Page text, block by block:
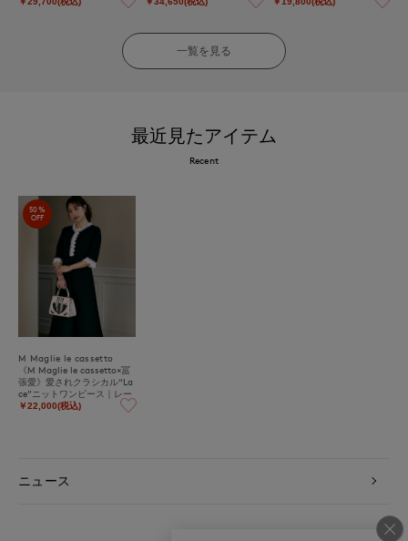
一覧を見る
最近見たアイテム
Recent
50%
OFF
M Maglie le cassetto
《M Maglie le cassetto×冨
張愛》愛されクラシカル“La
ce”ニットワンピース｜レー
ス纏う愛されニットワンピ
￥22,000(税込)
ニュース